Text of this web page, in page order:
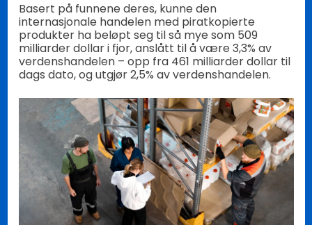
Basert på funnene deres, kunne den
internasjonale handelen med piratkopierte
produkter ha beløpt seg til så mye som 509
milliarder dollar i fjor, anslått til å være 3,3% av
verdenshandelen – opp fra 461 milliarder dollar til
dags dato, og utgjør 2,5% av verdenshandelen.